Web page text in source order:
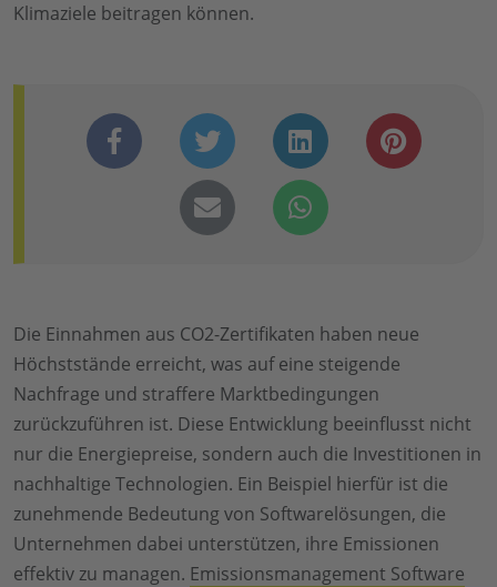
Klimaziele beitragen können.
Die Einnahmen aus CO2-Zertifikaten haben neue
Höchststände erreicht, was auf eine steigende
Nachfrage und straffere Marktbedingungen
zurückzuführen ist. Diese Entwicklung beeinflusst nicht
nur die Energiepreise, sondern auch die Investitionen in
nachhaltige Technologien. Ein Beispiel hierfür ist die
zunehmende Bedeutung von Softwarelösungen, die
Unternehmen dabei unterstützen, ihre Emissionen
effektiv zu managen. Emissionsmanagement Software